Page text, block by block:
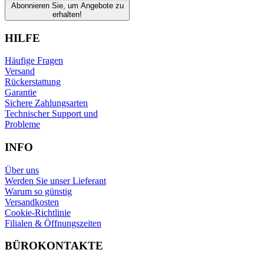
Abonnieren Sie, um Angebote zu
erhalten!
HILFE
Häufige Fragen
Versand
Rückerstattung
Garantie
Sichere Zahlungsarten
Technischer Support und
Probleme
INFO
Über uns
Werden Sie unser Lieferant
Warum so günstig
Versandkosten
Cookie-Richtlinie
Filialen & Öffnungszeiten
BÜROKONTAKTE